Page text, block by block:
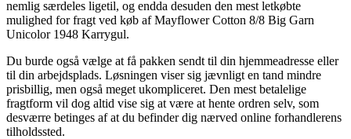
nemlig særdeles ligetil, og endda desuden den mest letkøbte
mulighed for fragt ved køb af Mayflower Cotton 8/8 Big Garn
Unicolor 1948 Karrygul.
Du burde også vælge at få pakken sendt til din hjemmeadresse eller
til din arbejdsplads. Løsningen viser sig jævnligt en tand mindre
prisbillig, men også meget ukompliceret. Den mest betalelige
fragtform vil dog altid vise sig at være at hente ordren selv, som
desværre betinges af at du befinder dig nærved online forhandlerens
tilholdssted.